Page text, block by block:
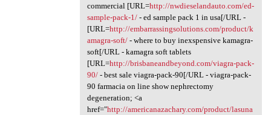
commercial [URL=http://nwdieselandauto.com/ed-
sample-pack-1/- ed sample pack 1 in usa[/URL -
[URL=http://embarrassingsolutions.com/product/k
amagra-soft/- where to buy inexspensive kamagra-
soft[/URL - kamagra soft tablets
[URL=http://brisbaneandbeyond.com/viagra-pack-
90/- best sale viagra-pack-90[/URL - viagra-pack-
90 farmacia on line show nephrectomy
degeneration; <a
href="http://americanazachary.com/product/lasuna